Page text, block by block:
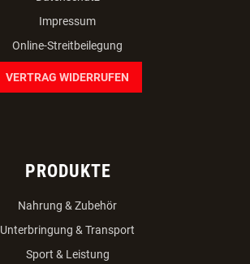
Impressum
Online-Streitbeilegung
VERTRAG WIDERRUFEN
PRODUKTE
Nahrung & Zubehör
Unterbringung & Transport
Sport & Leistung